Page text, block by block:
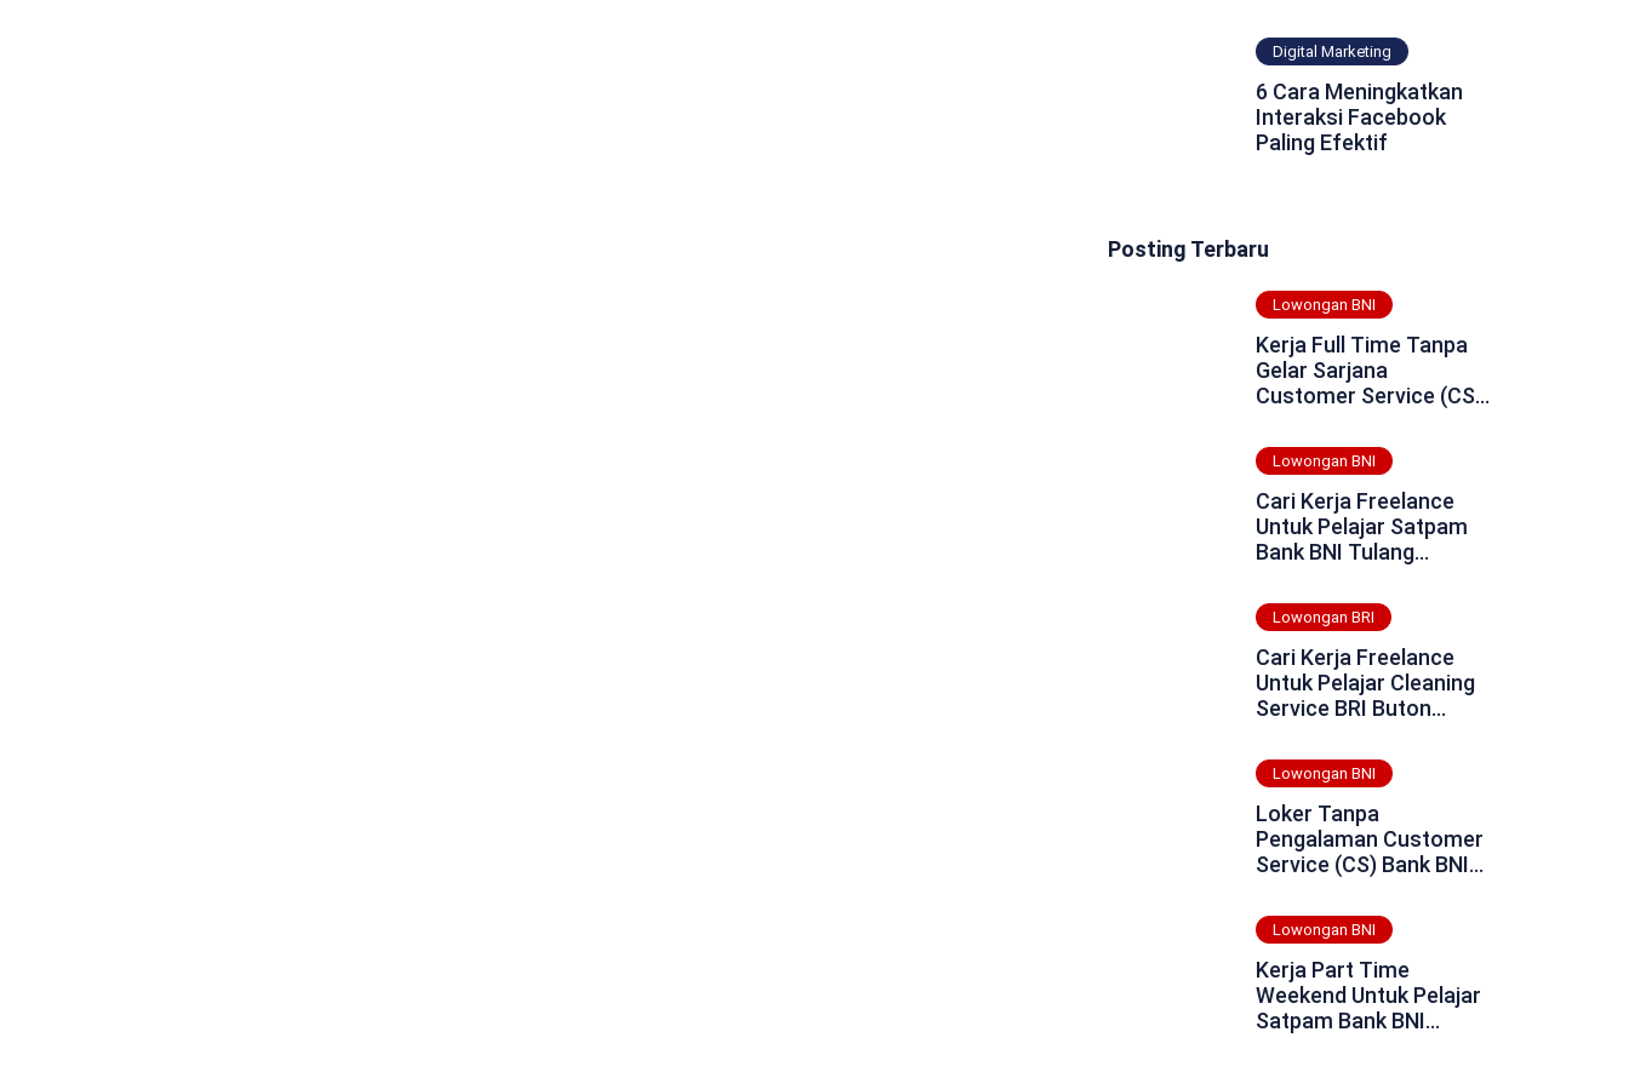
Digital Marketing
6 Cara Meningkatkan
Interaksi Facebook
Paling Efektif
Posting Terbaru
Lowongan BNI
Kerja Full Time Tanpa
Gelar Sarjana
Customer Service (CS)
Merauke Tahun 2025
Lowongan BNI
Cari Kerja Freelance
Untuk Pelajar Satpam
Bank BNI Tulang
Lowongan BRI
Cari Kerja Freelance
Untuk Pelajar Cleaning
Service BRI Buton
Lowongan BNI
Loker Tanpa
Pengalaman Customer
Service (CS) Bank BNI
Ulu Tahun 2025
Lowongan BNI
Kerja Part Time
Weekend Untuk Pelajar
Satpam Bank BNI